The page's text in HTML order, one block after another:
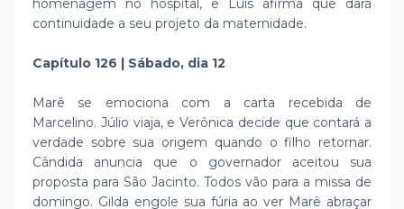
homenagem no hospital, e Luís afirma que dará
continuidade a seu projeto da maternidade.
Capítulo 126 | Sábado, dia 12
Marê se emociona com a carta recebida de
Marcelino. Júlio viaja, e Verônica decide que contará a
verdade sobre sua origem quando o filho retornar.
Cândida anuncia que o governador aceitou sua
proposta para São Jacinto. Todos vão para a missa de
domingo. Gilda engole sua fúria ao ver Marê abraçar